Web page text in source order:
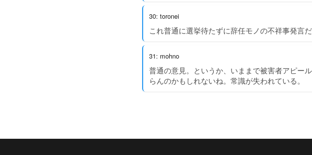
30: toronei
これ普通に選挙待たずに辞任モノの不祥事発言だ
31: mohno
普通の意見。というか、いままで被害者アピー
らんのかもしれないね。常識が失われている。